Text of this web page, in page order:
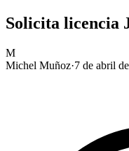
Solicita licencia
M
Michel Muñoz·7 de abril